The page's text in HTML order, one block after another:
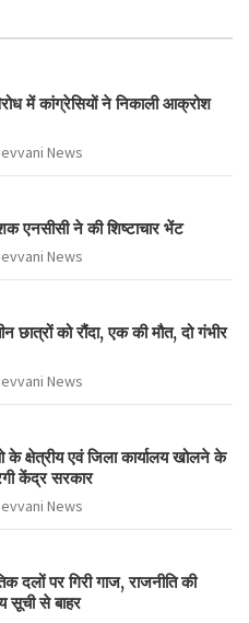
में कांग्रेसियों ने निकाली आक्रोश
News
एनसीसी ने की शिष्टाचार भेंट
News
छात्रों को रौंदा, एक की मौत, दो गंभीर
News
क्षेत्रीय एवं जिला कार्यालय खोलने के
केंद्र सरकार
News
दलों पर गिरी गाज, राजनीति की
सूची से बाहर